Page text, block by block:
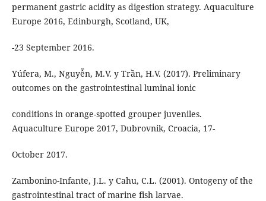
permanent gastric acidity as digestion strategy. Aquaculture
Europe 2016, Edinburgh, Scotland, UK,
-23 September 2016.
Yúfera, M., Nguyễn, M.V. y Trần, H.V. (2017). Preliminary
outcomes on the gastrointestinal luminal ionic
conditions in orange-spotted grouper juveniles.
Aquaculture Europe 2017, Dubrovnik, Croacia, 17-
October 2017.
Zambonino-Infante, J.L. y Cahu, C.L. (2001). Ontogeny of the
gastrointestinal tract of marine fish larvae.